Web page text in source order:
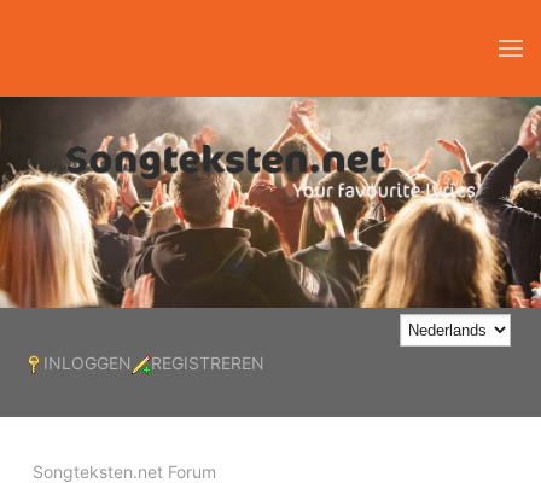
INLOGGEN REGISTREREN
Songteksten.net Forum